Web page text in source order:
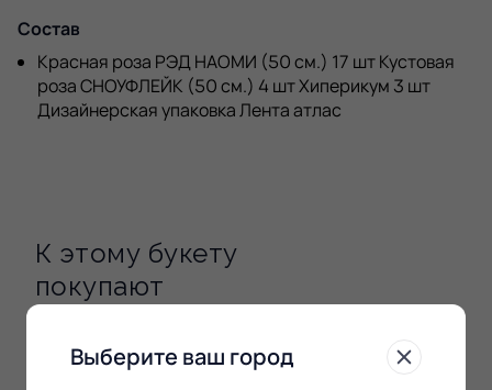
Состав
Красная роза РЭД НАОМИ (50 см.) 17 шт Кустовая
роза СНОУФЛЕЙК (50 см.) 4 шт Хиперикум 3 шт
Дизайнерская упаковка Лента атлас
К этому букету
покупают
Выберите ваш город